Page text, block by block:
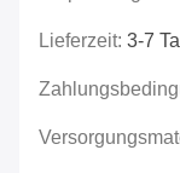
Lieferzeit: 3-7